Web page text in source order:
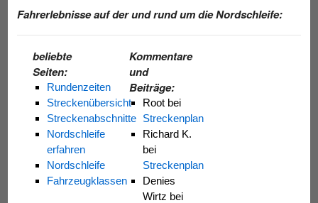
Fahrerlebnisse auf der und rund um die Nordschleife:
beliebte
Seiten:
Rundenzeiten
Streckenübersicht
Streckenabschnitte
Nordschleife
erfahren
Nordschleife
Fahrzeugklassen
Kommentare
und
Beiträge:
Root bei
Streckenplan
Richard K.
bei
Streckenplan
Denies
Wirtz bei